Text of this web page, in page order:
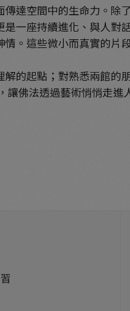
達空間中的生命力。除
一座持續進化、與人對
。這些微小而真實的片
的起點；對熟悉兩館的
佛法透過藝術悄悄走進